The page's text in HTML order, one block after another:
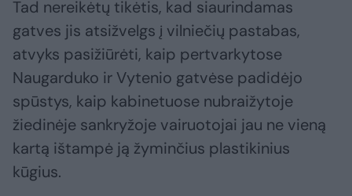
Tad nereikėtų tikėtis, kad siaurindamas
gatves jis atsižvelgs į vilniečių pastabas,
atvyks pasižiūrėti, kaip pertvarkytose
Naugarduko ir Vytenio gatvėse padidėjo
spūstys, kaip kabinetuose nubraižytoje
žiedinėje sankryžoje vairuotojai jau ne vieną
kartą ištampė ją žyminčius plastikinius
kūgius.